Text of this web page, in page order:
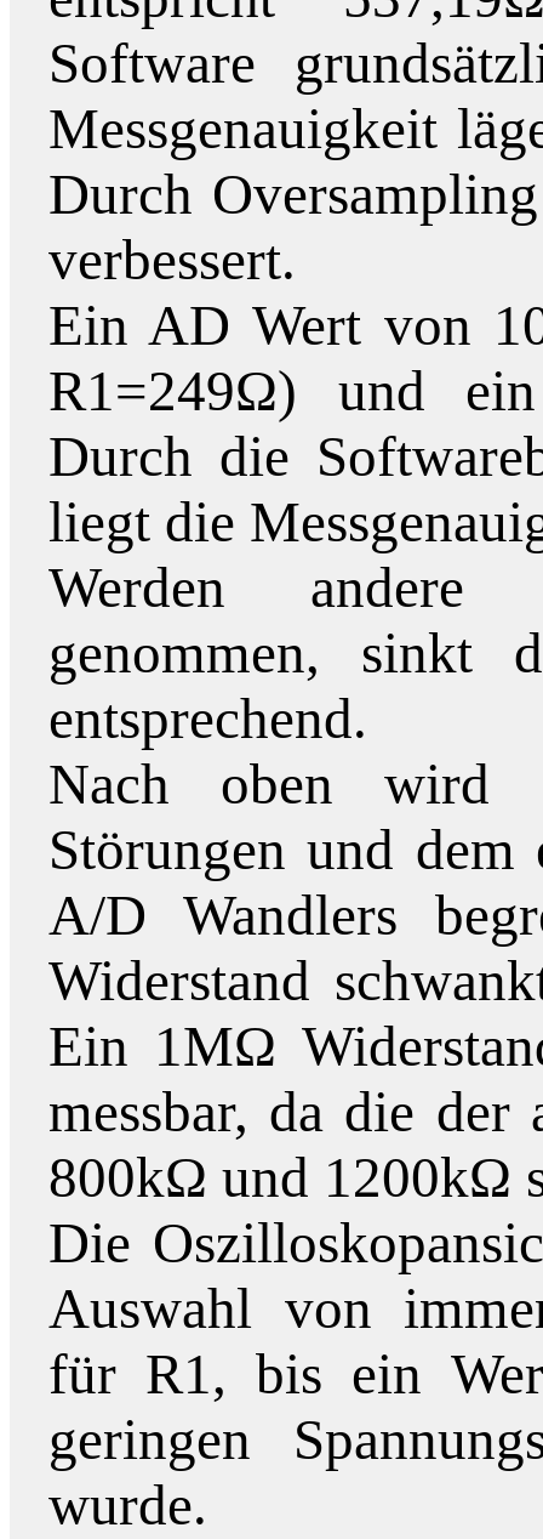
Software
Messgenauigkeit
Durch
verbessert.
Ein AD Wert von
R1=249Ω) und
Durch die
liegt die
Werden
genommen, sinkt
entsprechend.
Nach oben wird
Störungen und dem
A/D Wandlers
Widerstand
Ein 1MΩ
messbar, da die der
800kΩ und 1200kΩ
Die
Auswahl von
für R1, bis ein
geringen
wurde.